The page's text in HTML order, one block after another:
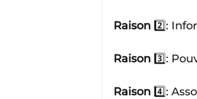
Raison 2️⃣:
Raison 3️⃣:
Raison 4️⃣: